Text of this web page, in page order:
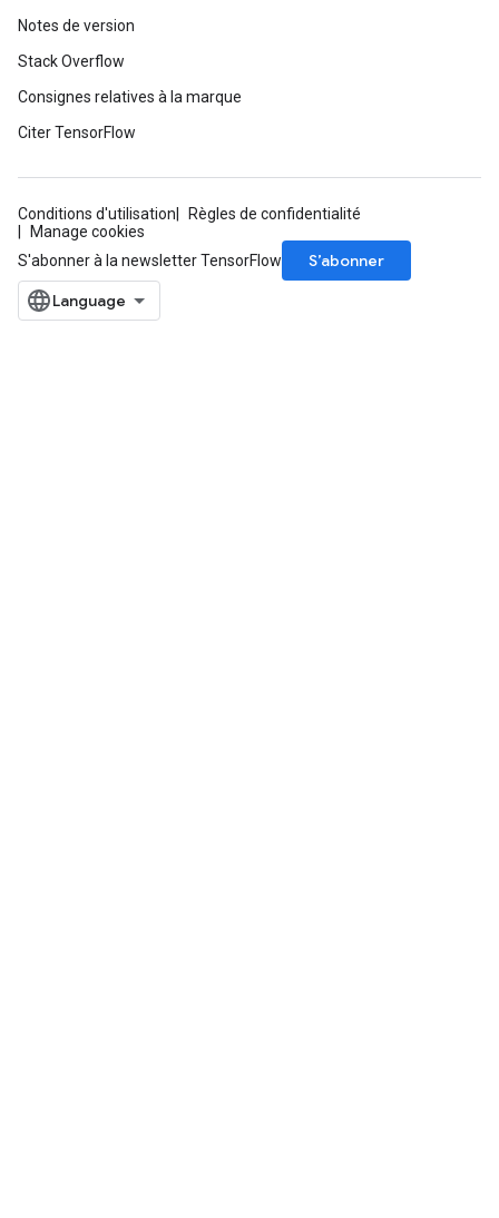
Notes de version
Stack Overflow
Consignes relatives à la marque
Citer TensorFlow
Conditions d'utilisation
Règles de confidentialité
Manage cookies
S'abonner à la newsletter TensorFlow
S’abonner